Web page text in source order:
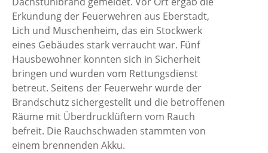
Erkundung der Feuerwehren aus Eberstadt,
Lich und Muschenheim, das ein Stockwerk
eines Gebäudes stark verraucht war. Fünf
Hausbewohner konnten sich in Sicherheit
bringen und wurden vom Rettungsdienst
betreut. Seitens der Feuerwehr wurde der
Brandschutz sichergestellt und die betroffenen
Räume mit Überdrucklüftern vom Rauch
befreit. Die Rauchschwaden stammten von
einem brennenden Akku.